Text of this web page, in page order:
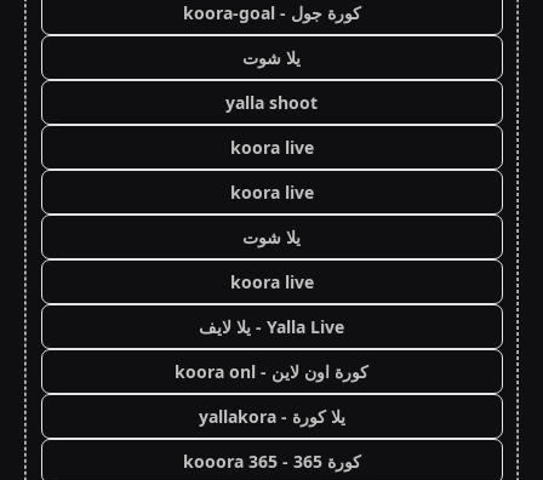
كورة جول - koora-goal
يلا شوت
yalla shoot
koora live
koora live
يلا شوت
koora live
Yalla Live - يلا لايف
كورة اون لاين - koora onl
يلا كورة - yallakora
كورة 365 - kooora 365